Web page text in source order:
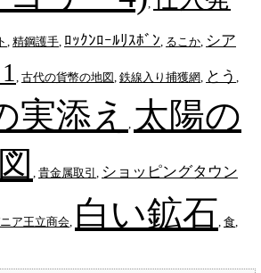
精鋼護手 ﾛｯｸﾝﾛｰﾙﾘｽﾎﾞﾝ るこか シア
古代の貨幣の地図 鉄線入り捕獲網 とう
実添え 太陽の
貴金属取引 ショッピングタウン
ア王立商会 白い鉱石 食